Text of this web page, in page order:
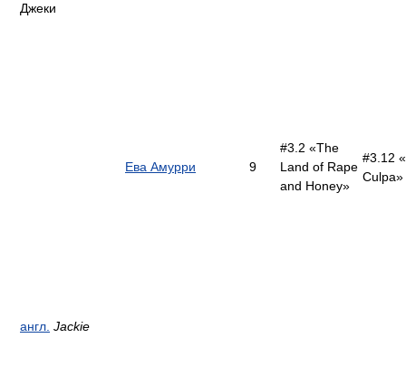
Джеки
англ. Jackie
Ева Амурри 9
#3.2 «The
Land of Rape
and Honey»
#3.12
Culpa»